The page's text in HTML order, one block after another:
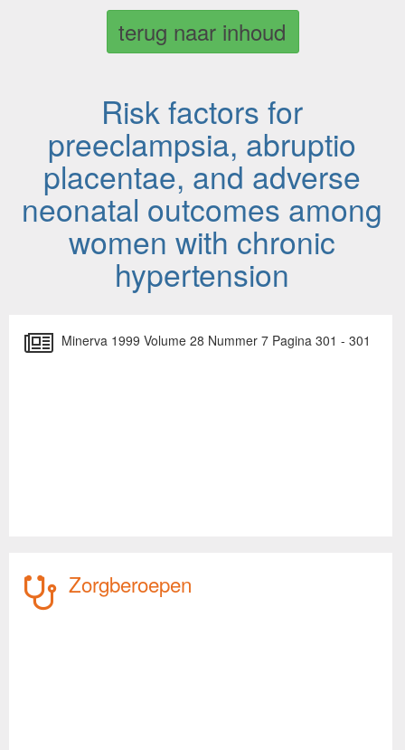
terug naar inhoud
Risk factors for
preeclampsia, abruptio
placentae, and adverse
neonatal outcomes among
women with chronic
hypertension
Minerva 1999 Volume 28 Nummer 7 Pagina 301 - 301
Zorgberoepen